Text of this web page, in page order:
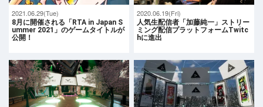
2021.06.29(Tue)
8月に開催される「RTA in Japan S
ummer 2021」のゲームタイトルが
公開！
2020.06.19(Fri)
人気生配信者「加藤純一」ストリー
ミング配信プラットフォームTwitc
hに進出